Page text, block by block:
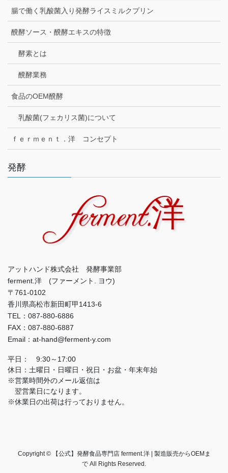
腸で働く乳酸菌入り発酵ライスミルクプリン
醗酵ソース・醗酵エキスの特徴
酵素とは
醗酵業務
食品のOEM醗酵
乳酸菌(フェカリス菌)について
ｆｅｒｍｅｎｔ．洋 コンセプト
発酵
アットハンド株式会社 発酵事業部
ferment.洋 (ファーメント. ヨウ)
〒761-0102
香川県高松市新田町甲1413-6
TEL：087-880-6886
FAX：087-880-6887
Email：at-hand@ferment-y.com
平日： 9:30～17:00
休日：土曜日・日曜日・祝日・お盆・年末年始
※営業時間外のメール返信は
翌営業日になります。
※休業日の出荷は行っておりません。
Copyright © 【公式】発酵食品専門店 ferment.洋 | 製造販売からOEMま
で All Rights Reserved.